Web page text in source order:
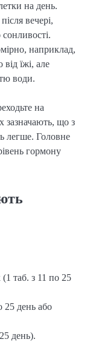
на день.
вечері,
наприклад,
їжі, але
води.
на
зазначають, що з
легше. Головне
гормону
таб. з 11 по 25
25 день або
день).